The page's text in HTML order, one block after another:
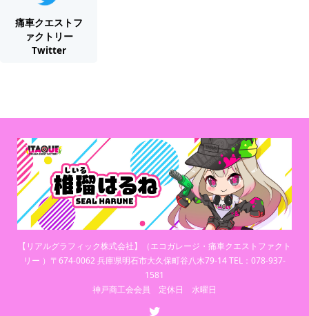
痛車クエストフ
ァクトリー
Twitter
【リアルグラフィック株式会社】（エコガレージ・痛車クエストファクト
リー ）〒674-0062 兵庫県明石市大久保町谷八木79-14 TEL：078-937-
1581
神戸商工会会員 定休日 水曜日